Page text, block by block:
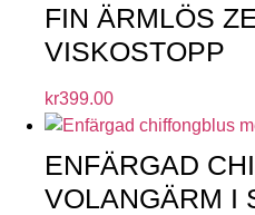
FIN ÄRMLÖS
VISKOSTOPP
kr399.00
ENFÄRGAD
VOLANGÄRM I